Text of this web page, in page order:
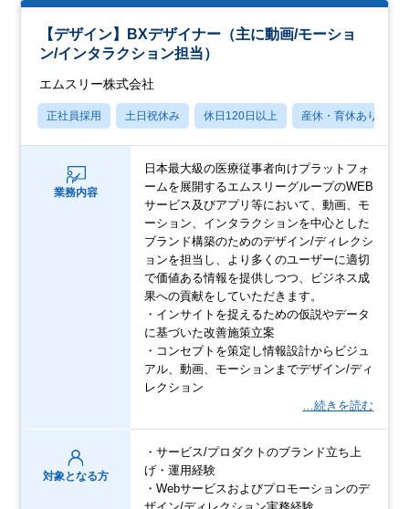
【デザイン】BXデザイナー（主に動画/モーショ
ン/インタラクション担当）
エムスリー株式会社
正社員採用 土日祝休み 休日120日以上 産休・育休あり
業務内容
日本最大級の医療従事者向けプラットフォ
ームを展開するエムスリーグループのWEB
サービス及びアプリ等において、動画、モ
ーション、インタラクションを中心とした
ブランド構築のためのデザイン/ディレクシ
ョンを担当し、より多くのユーザーに適切
で価値ある情報を提供しつつ、ビジネス成
果への貢献をしていただきます。
・インサイトを捉えるための仮説やデータ
に基づいた改善施策立案
・コンセプトを策定し情報設計からビジュ
アル、動画、モーションまでデザイン/ディ
レクション
…続きを読む
対象となる方
・サービス/プロダクトのブランド立ち上
げ・運用経験
・Webサービスおよびプロモーションのデ